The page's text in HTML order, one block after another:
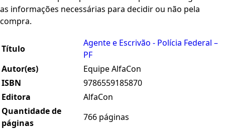
as informações necessárias para decidir ou não pela
compra.
Título
Agente e Escrivão - Polícia Federal –
PF
Autor(es)
Equipe AlfaCon
ISBN
9786559185870
Editora
AlfaCon
Quantidade de
páginas
766 páginas